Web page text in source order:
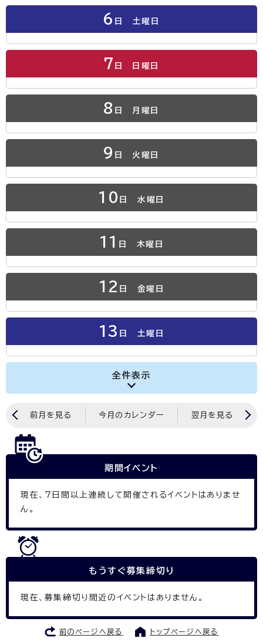
6 日 土曜日
7 日 日曜日
8 日 月曜日
9 日 火曜日
10 日 水曜日
11 日 木曜日
12 日 金曜日
13 日 土曜日
全件表示
前月を見る 今月のカレンダー 翌月を見る
期間イベント
現在、 7 日間以上連続して開催されるイベントはありませ
ん。
もうすぐ募集締切り
現在、募集締切り間近のイベントはありません。
前のページへ戻る トップページへ戻る